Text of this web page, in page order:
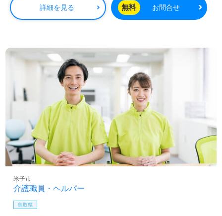
詳細を見る 無料 お問合せ
介護職員・ヘルパー
米子市
鳥取県